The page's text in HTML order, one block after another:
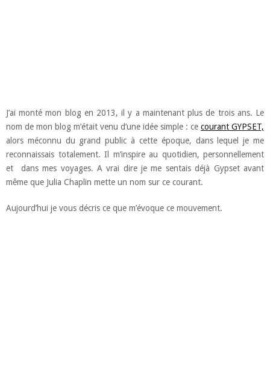
J’ai monté mon blog en 2013, il y a maintenant plus de trois ans. Le
nom de mon blog m’était venu d’une idée simple : ce courant GYPSET,
alors méconnu du grand public à cette époque, dans lequel je me
reconnaissais totalement. Il m’inspire au quotidien, personnellement
et dans mes voyages. A vrai dire je me sentais déjà Gypset avant
même que Julia Chaplin mette un nom sur ce courant.
Aujourd’hui je vous décris ce que m’évoque ce mouvement.